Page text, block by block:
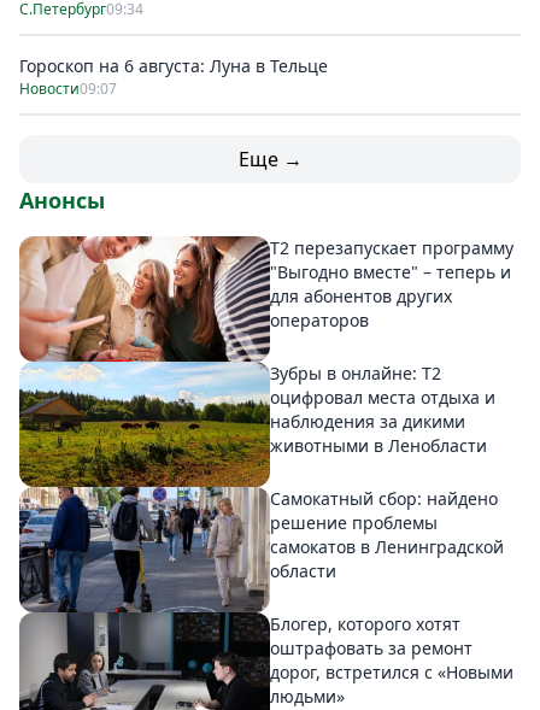
С.Петербург09:34
Гороскоп на 6 августа: Луна в Тельце
Новости09:07
Еще →
Анонсы
Т2 перезапускает программу
"Выгодно вместе" – теперь и
для абонентов других
операторов
Зубры в онлайне: Т2
оцифровал места отдыха и
наблюдения за дикими
животными в Ленобласти
Самокатный сбор: найдено
решение проблемы
самокатов в Ленинградской
области
Блогер, которого хотят
оштрафовать за ремонт
дорог, встретился с «Новыми
людьми»